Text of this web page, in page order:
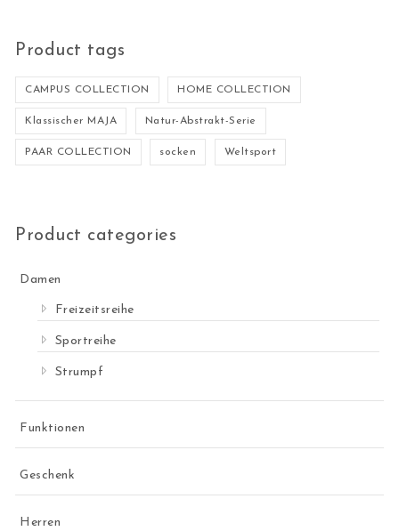
Product tags
CAMPUS COLLECTION HOME COLLECTION
Klassischer MAJA Natur-Abstrakt-Serie
PAAR COLLECTION socken Weltsport
Product categories
Damen
Freizeitsreihe
Sportreihe
Strumpf
Funktionen
Geschenk
Herren